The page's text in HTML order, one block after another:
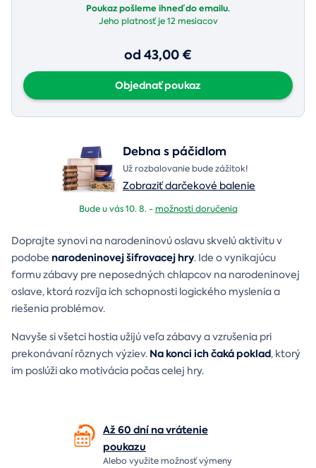
Poukaz pošleme ihneď do emailu.
Jeho platnosť je12 mesiacov
od 43,00 €
Objednať poukaz
Debna s páčidlom
Už rozbalovanie bude zážitok!
Zobraziť darčekové balenie
Bude u vás 10. 8. -možnosti doručenia
Doprajte synovi na narodeninovú oslavu skvelú aktivitu v
podobe narodeninovej šifrovacej hry. Ide o vynikajúcu
formu zábavy pre neposedných chlapcov na narodeninovej
oslave, ktorá rozvíja ich schopnosti logického myslenia a
riešenia problémov.
Navyše si všetci hostia užijú veľa zábavy a vzrušenia pri
prekonávaní rôznych výziev. Na konci ich čaká poklad, ktorý
im poslúži ako motivácia počas celej hry.
Až 60 dní na vrátenie
poukazu
Alebo využite možnosť výmeny